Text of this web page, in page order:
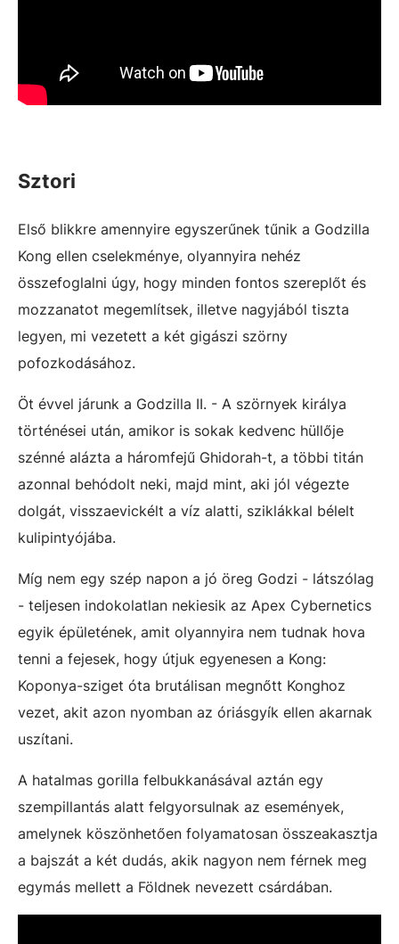
Sztori
Első blikkre amennyire egyszerűnek tűnik a Godzilla
Kong ellen cselekménye, olyannyira nehéz
összefoglalni úgy, hogy minden fontos szereplőt és
mozzanatot megemlítsek, illetve nagyjából tiszta
legyen, mi vezetett a két gigászi szörny
pofozkodásához.
Öt évvel járunk a Godzilla II. - A szörnyek királya
történései után, amikor is sokak kedvenc hüllője
szénné alázta a háromfejű Ghidorah-t, a többi titán
azonnal behódolt neki, majd mint, aki jól végezte
dolgát, visszaevickélt a víz alatti, sziklákkal bélelt
kulipintyójába.
Míg nem egy szép napon a jó öreg Godzi - látszólag
- teljesen indokolatlan nekiesik az Apex Cybernetics
egyik épületének, amit olyannyira nem tudnak hova
tenni a fejesek, hogy útjuk egyenesen a Kong:
Koponya-sziget óta brutálisan megnőtt Konghoz
vezet, akit azon nyomban az óriásgyík ellen akarnak
uszítani.
A hatalmas gorilla felbukkanásával aztán egy
szempillantás alatt felgyorsulnak az események,
amelynek köszönhetően folyamatosan összeakasztja
a bajszát a két dudás, akik nagyon nem férnek meg
egymás mellett a Földnek nevezett csárdában.